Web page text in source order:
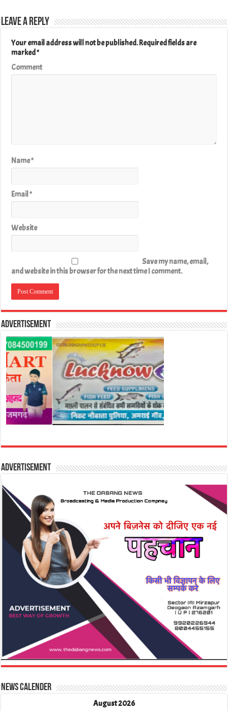
Leave a Reply
Your email address will not be published.Required fields are
marked*
Comment
Name*
Email*
Website
Save my name, email,
and website in this browser for the next time I comment.
Advertisement
Advertisement
News Calender
August 2026